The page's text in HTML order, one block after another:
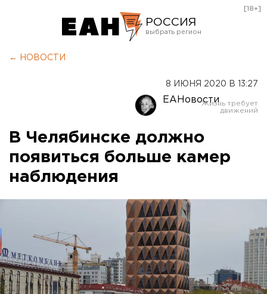
РОССИЯ
Оренбург
[18+]
← НОВОСТИ
8 ИЮНЯ 2020 В 13:27
ЕАНовости
В Челябинске должно
появиться больше камер
наблюдения